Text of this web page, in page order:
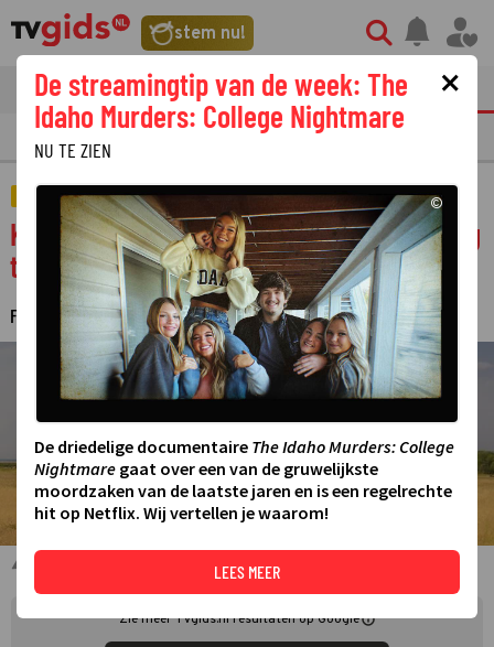
stem nu!
tvgids streaming nieuws
GOUDEN TELEVIZIER-RING
STERREN
Kandidaat Wie is de Mol? moest vroegtijdig
terugvliegen door 'ondraaglijke pijn'
FAYE HEIJNIS ·15 MAART 2026 10:01
Kandidaten WIDM 2026
Zie meer TVgids.nl resultaten op Google
×
De streamingtip van de week: The
Idaho Murders: College Nightmare
NU TE ZIEN
©
De driedelige documentaire The Idaho Murders: College
Nightmare gaat over een van de gruwelijkste
moordzaken van de laatste jaren en is een regelrechte
hit op Netflix. Wij vertellen je waarom!
LEES MEER